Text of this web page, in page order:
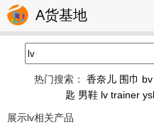
A货基地
热门搜索：香奈儿 围巾 bv
匙 男鞋 lv trainer ysl
展示lv相关产品